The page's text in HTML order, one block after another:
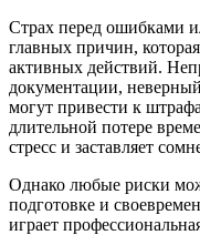
Страх перед ошибками
главных причин,
активных действий.
документации,
могут привести к
длительной потере
стресс и заставляет
Однако любые риски
подготовке и
играет